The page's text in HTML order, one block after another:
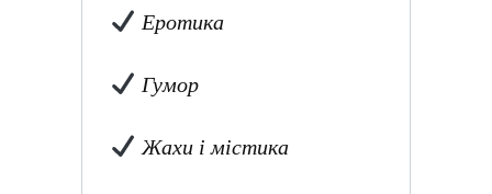
Еротика
Гумор
Жахи і містика